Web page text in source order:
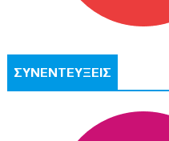
ΣΥΝΕΝΤΕΥΞΕΙΣ